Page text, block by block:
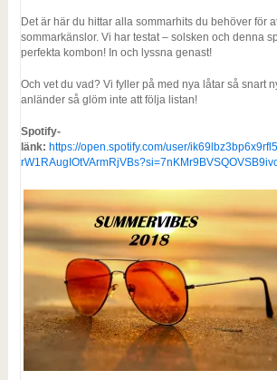
Det är här du hittar alla sommarhits du behöver för
sommarkänslor. Vi har testat – solsken och denna
perfekta kombon! In och lyssna genast!
Och vet du vad? Vi fyller på med nya låtar så snart
anländer så glöm inte att följa listan!
Spotify-
länk: https://open.spotify.com/user/